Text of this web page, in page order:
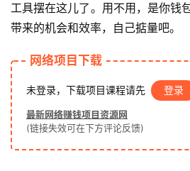
创
网
工具摆在这儿了。用不用，是你钱
带来的机会和效率，自己掂量吧。
网络项目下载
未登录，下载项目课程请先 登录
最新网络赚钱项目资源网
(链接失效可在下方评论反馈)